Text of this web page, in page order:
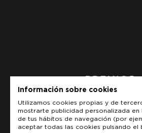
Información sobre cookies
Utilizamos cookies propias y de
mostrarte publicidad personalizada
de tus hábitos de navegación (por
aceptar todas las cookies pulsando el